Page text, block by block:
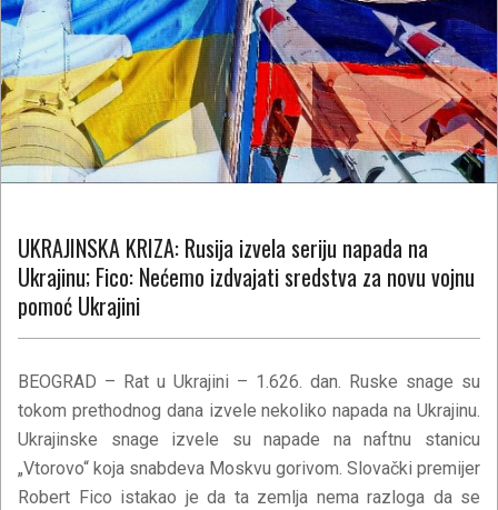
UKRAJINSKA KRIZA: Rusija izvela seriju napada na
Ukrajinu; Fico: Nećemo izdvajati sredstva za novu vojnu
pomoć Ukrajini
BEOGRAD – Rat u Ukrajini – 1.626. dan. Ruske snage su
tokom prethodnog dana izvele nekoliko napada na Ukrajinu.
Ukrajinske snage izvele su napade na naftnu stanicu
„Vtorovo“ koja snabdeva Moskvu gorivom. Slovački premijer
Robert Fico istakao je da ta zemlja nema razloga da se